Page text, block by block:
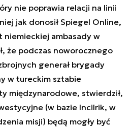
nie poprawia relacji na linii
jak donosił Spiegel Online,
niemieckiej ambasady w
że podczas noworocznego
generał brygady
w tureckim sztabie
międzynarodowe, stwierdził,
(w bazie Incilrik, w
misji) będą mogły być